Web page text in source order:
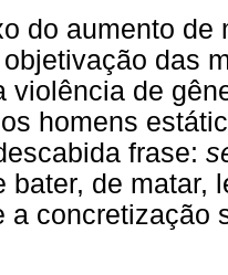
do aumento
objetivação das
violência de
homens
frase:
bater, de matar,
a concretização